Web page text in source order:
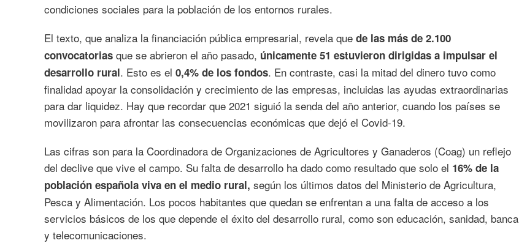
condiciones sociales para la población de los entornos rurales.
El texto, que analiza la financiación pública empresarial, revela que de las más de 2.100
convocatorias que se abrieron el año pasado, únicamente 51 estuvieron dirigidas a impulsar el
desarrollo rural. Esto es el 0,4% de los fondos. En contraste, casi la mitad del dinero tuvo como
finalidad apoyar la consolidación y crecimiento de las empresas, incluidas las ayudas extraordinarias
para dar liquidez. Hay que recordar que 2021 siguió la senda del año anterior, cuando los países se
movilizaron para afrontar las consecuencias económicas que dejó el Covid-19.
Las cifras son para la Coordinadora de Organizaciones de Agricultores y Ganaderos (Coag) un reflejo
del declive que vive el campo. Su falta de desarrollo ha dado como resultado que solo el 16% de la
población española viva en el medio rural, según los últimos datos del Ministerio de Agricultura,
Pesca y Alimentación. Los pocos habitantes que quedan se enfrentan a una falta de acceso a los
servicios básicos de los que depende el éxito del desarrollo rural, como son educación, sanidad, banca
y telecomunicaciones.